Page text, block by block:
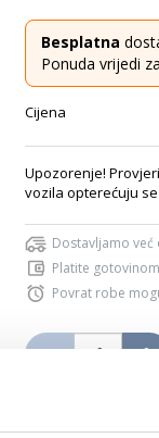
Besplatna
Ponuda vrijedi
Cijena
Upozorenje!
vozila opterećuju
Dostavljamo već
Platite
Povrat robe